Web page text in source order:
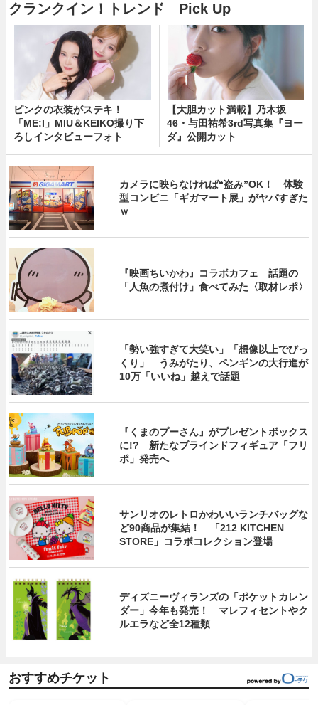
クランクイン！トレンド Pick Up
ピンクの衣装がステキ！
「ME:I」MIU＆KEIKO撮り下
ろしインタビューフォト
【大胆カット満載】乃木坂
46・与田祐希3rd写真集『ヨー
ダ』公開カット
カメラに映らなければ“盗み”OK！ 体験
型コンビニ「ギガマート展」がヤバすぎた
ｗ
『映画ちいかわ』コラボカフェ 話題の
「人魚の煮付け」食べてみた〈取材レポ〉
「勢い強すぎて大笑い」「想像以上でびっ
くり」 うみがたり、ペンギンの大行進が
10万「いいね」越えで話題
『くまのプーさん』がプレゼントボックス
に!? 新たなブラインドフィギュア「フリ
ポ」発売へ
サンリオのレトロかわいいランチバッグな
ど90商品が集結！ 「212 KITCHEN
STORE」コラボコレクション登場
ディズニーヴィランズの「ポケットカレン
ダー」今年も発売！ マレフィセントやク
ルエラなど全12種類
おすすめチケット